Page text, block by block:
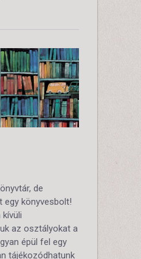
de
egy könyvesbolt!
az osztályokat a
épül fel egy
tájékozódhatunk